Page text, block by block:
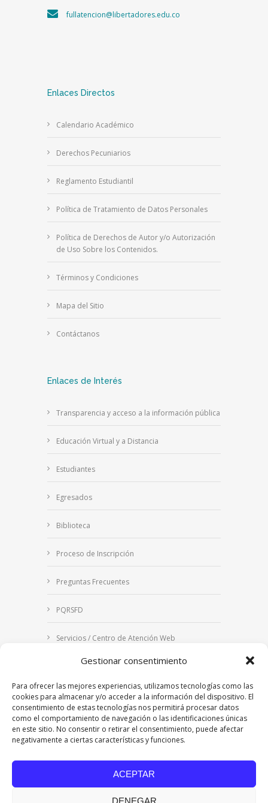
Gestionar consentimiento
Para ofrecer las mejores experiencias, utilizamos tecnologías como las
cookies para almacenar y/o acceder a la información del dispositivo. El
consentimiento de estas tecnologías nos permitirá procesar datos
como el comportamiento de navegación o las identificaciones únicas
en este sitio. No consentir o retirar el consentimiento, puede afectar
negativamente a ciertas características y funciones.
ACEPTAR
DENEGAR
fullatencion@libertadores.edu.co
Enlaces Directos
Calendario Académico
Derechos Pecuniarios
Reglamento Estudiantil
Política de Tratamiento de Datos Personales
Política de Derechos de Autor y/o Autorización
de Uso Sobre los Contenidos.
Términos y Condiciones
Mapa del Sitio
Contáctanos
Enlaces de Interés
Transparencia y acceso a la información pública
Educación Virtual y a Distancia
Estudiantes
Egresados
Biblioteca
Proceso de Inscripción
Preguntas Frecuentes
PQRSFD
Servicios / Centro de Atención Web
Correo Institucional
Notificaciones judiciales
| Personería Jurídica Resolución
7542 de mayo de 1982